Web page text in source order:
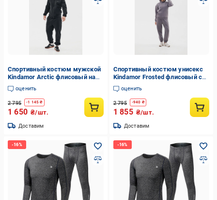
Спортивный костюм мужской
Kindamor Arctic флисовый на
змейке S Черный (1870922321)
оценить
2 795 -1 145 ₴
1 650 ₴/шт.
Доставим
Спортивный костюм унисекс
Kindamor Frosted флисовый с
капюшоном XXL Серый
(1870773681)
оценить
2 795 -940 ₴
1 855 ₴/шт.
Доставим